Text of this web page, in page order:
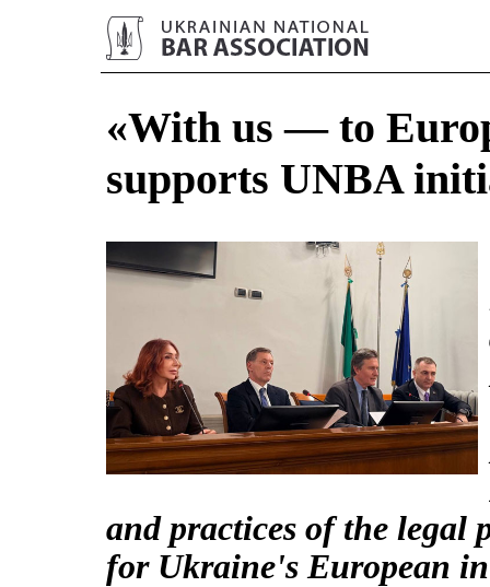
«With us — to
supports UNBA
and practices of the legal
for Ukraine's European